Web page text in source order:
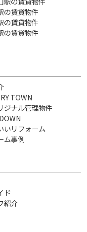
の賃貸物件
の賃貸物件
の賃貸物件
TOWN
ジナル管理物件
いリフォーム
ム事例
ド
紹介